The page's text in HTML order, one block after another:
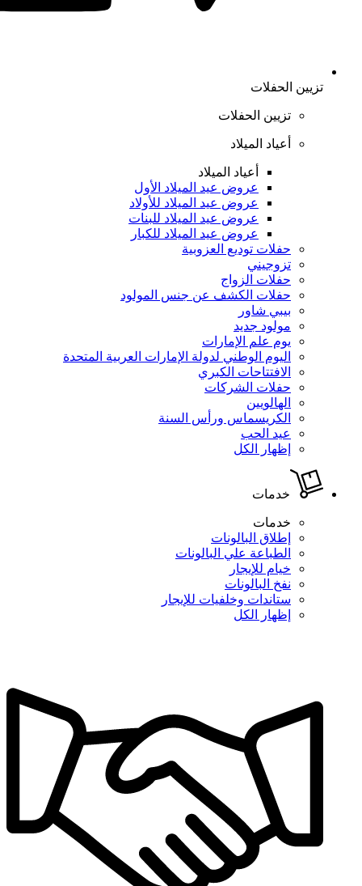
تزيين الحفلات
تزيين الحفلات
أعياد الميلاد
أعياد الميلاد
عروض عيد الميلاد الأول
عروض عيد الميلاد للأولاد
عروض عيد الميلاد للبنات
عروض عيد الميلاد للكبار
حفلات توديع العزوبية
تزوجيني
حفلات الزواج
حفلات الكشف عن جنس المولود
بيبي شاور
مولود جديد
يوم علم الإمارات
اليوم الوطني لدولة الإمارات العربية المتحدة
الافتتاحات الكبري
حفلات الشركات
الهالويين
الكريسماس ورأس السنة
عيد الحب
إظهار الكل
خدمات
خدمات
إطلاق البالونات
الطباعة علي البالونات
خيام للإيجار
نفخ البالونات
ستاندات وخلفيات للإيجار
إظهار الكل